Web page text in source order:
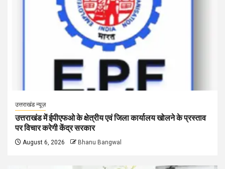
उत्तराखंड न्यूज़
उत्तराखंड में ईपीएफओ के क्षेत्रीय एवं जिला कार्यालय खोलने के प्रस्ताव
पर विचार करेगी केंद्र सरकार
August 6, 2026 Bhanu Bangwal